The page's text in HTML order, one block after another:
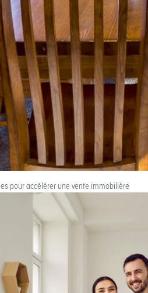
pour accélérer une vente immobilière